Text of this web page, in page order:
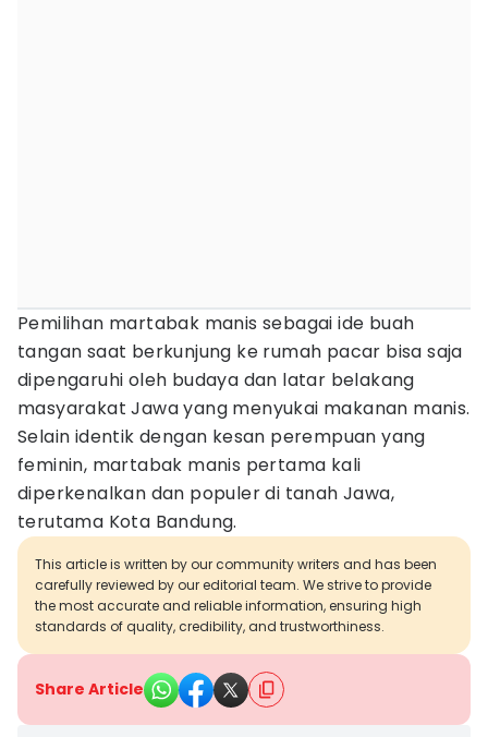
Pemilihan martabak manis sebagai ide buah
tangan saat berkunjung ke rumah pacar bisa saja
dipengaruhi oleh budaya dan latar belakang
masyarakat Jawa yang menyukai makanan manis.
Selain identik dengan kesan perempuan yang
feminin, martabak manis pertama kali
diperkenalkan dan populer di tanah Jawa,
terutama Kota Bandung.
This article is written by our community writers and has been
carefully reviewed by our editorial team. We strive to provide
the most accurate and reliable information, ensuring high
standards of quality, credibility, and trustworthiness.
Share Article